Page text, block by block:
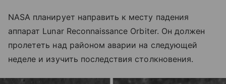
NASA планирует направить к месту падения
аппарат Lunar Reconnaissance Orbiter. Он должен
пролететь над районом аварии на следующей
неделе и изучить последствия столкновения.